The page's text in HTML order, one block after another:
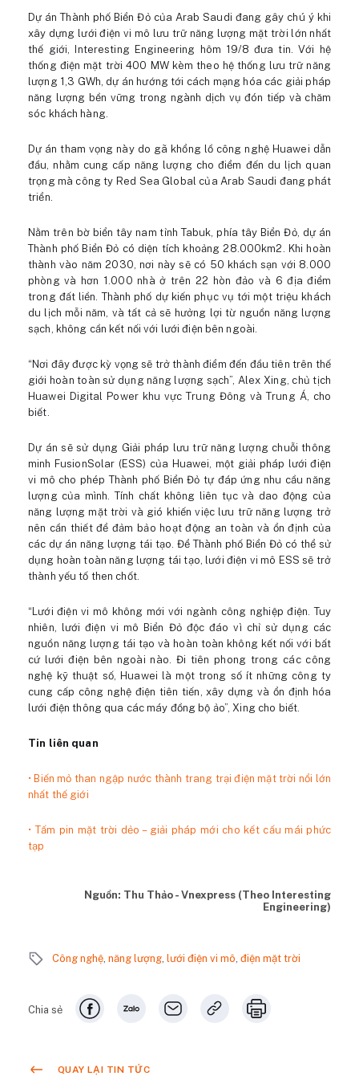
Dự án Thành phố Biển Đỏ của Arab Saudi đang gây chú ý khi
xây dựng lưới điện vi mô lưu trữ năng lượng mặt trời lớn nhất
thế giới, Interesting Engineering hôm 19/8 đưa tin. Với hệ
thống điện mặt trời 400 MW kèm theo hệ thống lưu trữ năng
lượng 1,3 GWh, dự án hướng tới cách mạng hóa các giải pháp
năng lượng bền vững trong ngành dịch vụ đón tiếp và chăm
sóc khách hàng.
Dự án tham vọng này do gã khổng lồ công nghệ Huawei dẫn
đầu, nhằm cung cấp năng lượng cho điểm đến du lịch quan
trọng mà công ty Red Sea Global của Arab Saudi đang phát
triển.
Nằm trên bờ biển tây nam tỉnh Tabuk, phía tây Biển Đỏ, dự án
Thành phố Biển Đỏ có diện tích khoảng 28.000km2. Khi hoàn
thành vào năm 2030, nơi này sẽ có 50 khách sạn với 8.000
phòng và hơn 1.000 nhà ở trên 22 hòn đảo và 6 địa điểm
trong đất liền. Thành phố dự kiến phục vụ tới một triệu khách
du lịch mỗi năm, và tất cả sẽ hưởng lợi từ nguồn năng lượng
sạch, không cần kết nối với lưới điện bên ngoài.
“Nơi đây được kỳ vọng sẽ trở thành điểm đến đầu tiên trên thế
giới hoàn toàn sử dụng năng lượng sạch”, Alex Xing, chủ tịch
Huawei Digital Power khu vực Trung Đông và Trung Á, cho
biết.
Dự án sẽ sử dụng Giải pháp lưu trữ năng lượng chuỗi thông
minh FusionSolar (ESS) của Huawei, một giải pháp lưới điện
vi mô cho phép Thành phố Biển Đỏ tự đáp ứng nhu cầu năng
lượng của mình. Tính chất không liên tục và dao động của
năng lượng mặt trời và gió khiến việc lưu trữ năng lượng trở
nên cần thiết để đảm bảo hoạt động an toàn và ổn định của
các dự án năng lượng tái tạo. Để Thành phố Biển Đỏ có thể sử
dụng hoàn toàn năng lượng tái tạo, lưới điện vi mô ESS sẽ trở
thành yếu tố then chốt.
“Lưới điện vi mô không mới với ngành công nghiệp điện. Tuy
nhiên, lưới điện vi mô Biển Đỏ độc đáo vì chỉ sử dụng các
nguồn năng lượng tái tạo và hoàn toàn không kết nối với bất
cứ lưới điện bên ngoài nào. Đi tiên phong trong các công
nghệ kỹ thuật số, Huawei là một trong số ít những công ty
cung cấp công nghệ điện tiên tiến, xây dựng và ổn định hóa
lưới điện thông qua các máy đồng bộ ảo”, Xing cho biết.
Tin liên quan
• Biến mỏ than ngập nước thành trang trại điện mặt trời nổi lớn
nhất thế giới
• Tấm pin mặt trời dẻo – giải pháp mới cho kết cấu mái phức
tạp
Nguồn: Thu Thảo - Vnexpress (Theo Interesting
Engineering)
Công nghệ, năng lượng, lưới điện vi mô, điện mặt trời
Chia sẻ
QUAY LẠI TIN TỨC